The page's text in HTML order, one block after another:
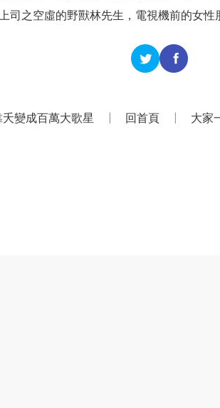
上司之空虛的野獸林先生，電視機前的女
夭變成百萬大歌星 回首頁 大家